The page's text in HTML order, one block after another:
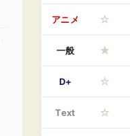
アニメ ☆
一般 ★
D+ ☆
Text ☆